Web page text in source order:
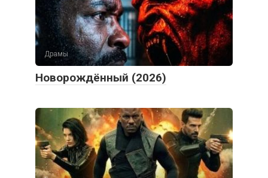
Драмы
Новорождённый (2026)